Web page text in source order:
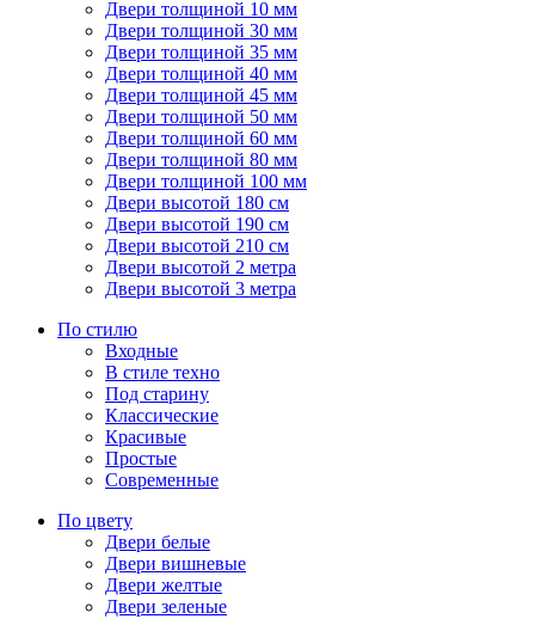
Двери толщиной 10 мм
Двери толщиной 30 мм
Двери толщиной 35 мм
Двери толщиной 40 мм
Двери толщиной 45 мм
Двери толщиной 50 мм
Двери толщиной 60 мм
Двери толщиной 80 мм
Двери толщиной 100 мм
Двери высотой 180 см
Двери высотой 190 см
Двери высотой 210 см
Двери высотой 2 метра
Двери высотой 3 метра
По стилю
Входные
В стиле техно
Под старину
Классические
Красивые
Простые
Современные
По цвету
Двери белые
Двери вишневые
Двери желтые
Двери зеленые